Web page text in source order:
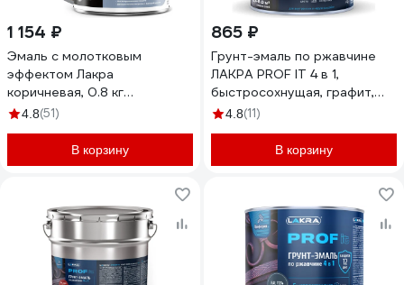
1 154 ₽
Эмаль с молотковым
эффектом Лакра
коричневая, 0.8 кг
Лк-00004939
4.8(51)
В корзину
865 ₽
Грунт-эмаль по ржавчине
ЛАКРА PROF IT 4 в 1,
быстросохнущая, графит,
RAL 7024, 0.8 кг
4.8(11)
В корзину